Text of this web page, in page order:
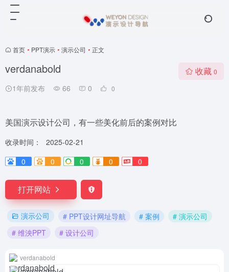
首页 • PPT演示 • 演示公司 • 正文
verdanabold
1年前发布 66 0 0
收藏 0
美国演示设计公司，有一些美化前后的案例对比
收录时间：
2025-02-21
0
0 0 0 0
打开网站
演示公司 # PPT设计网址导航 # 案例
# 演示公司
# 维泱PPT
# 设计公司
verdanabold